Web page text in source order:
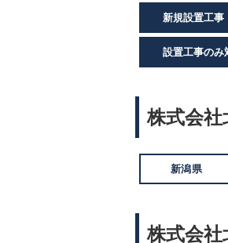
新規設置工事
設置工事のみ
株式会
新潟県
株式会